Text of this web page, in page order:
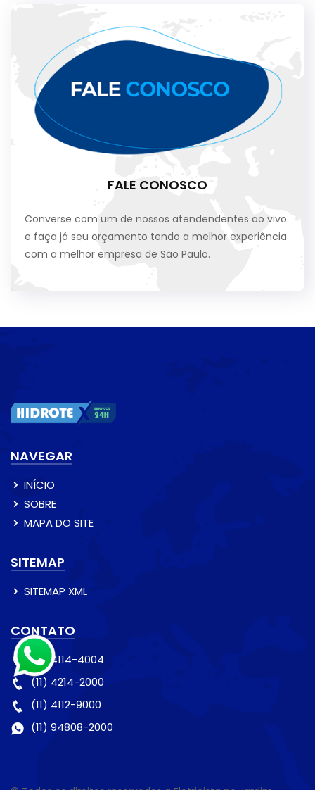
FALE CONOSCO
Converse com um de nossos atendendentes ao vivo
e faça já seu orçamento tendo a melhor experiência
com a melhor empresa de São Paulo.
NAVEGAR
INÍCIO
SOBRE
MAPA DO SITE
SITEMAP
SITEMAP XML
CONTATO
(11) 4114-4004
(11) 4214-2000
(11) 4112-9000
(11) 94808-2000